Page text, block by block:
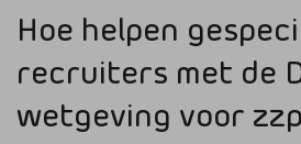
Hoe helpen
recruiters met de
wetgeving voor